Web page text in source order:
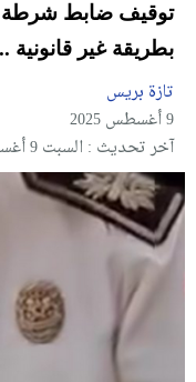
توقيف ضابط شرطة
بطريقة غير قانونية ..
تازة بريس
9 أغسطس 2025
آخر تحديث : السبت 9 أغسطس 2025 - 2:28 مساءً